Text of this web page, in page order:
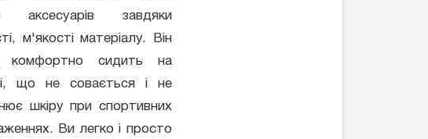
аксесуарів завдяки
м'якості матеріалу. Він
комфортно сидить на
що не совається і не
шкіру при спортивних
Ви легко і просто